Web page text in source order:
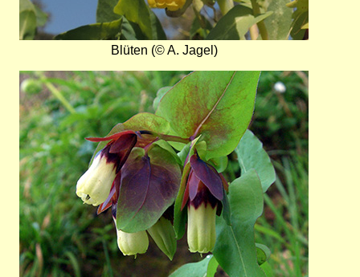
Blüten (© A. Jagel)
Bild